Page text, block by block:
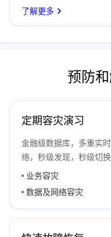
了解更多
预防
定期容灾演习
金融级数据库，多重实
络，秒级发现，秒级切换
业务容灾
数据及网络容灾